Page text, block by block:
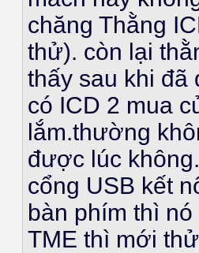
chăng Thằng
thử). còn lại
thấy sau khi đã
có ICD 2 mua
lắm.thường
được lúc
cổng USB kết
bàn phím thì
TME thì mới